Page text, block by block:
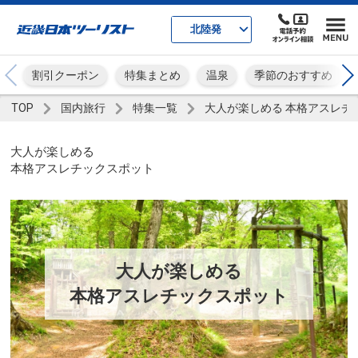
北陸発
割引クーポン 特集まとめ 温泉 季節のおすすめ
TOP 国内旅行 特集一覧 大人が楽しめる 本格アスレチ
大人が楽しめる
本格アスレチックスポット
大人が楽しめる
本格アスレチックスポット